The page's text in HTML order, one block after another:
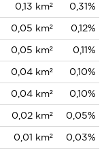
0,13 km²
0,31%
0,05 km²
0,12%
0,05 km²
0,11%
0,04 km²
0,10%
0,04 km²
0,10%
0,02 km²
0,05%
0,01 km² 0,03%